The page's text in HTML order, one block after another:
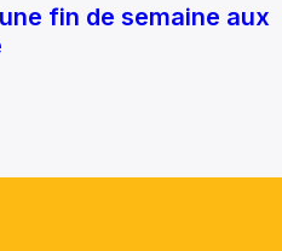
fin de semaine aux